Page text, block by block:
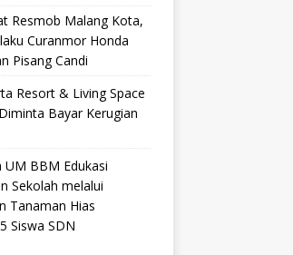
Resmob Malang Kota,
Curanmor Honda
Pisang Candi
Resort & Living Space
Bayar Kerugian
UM BBM Edukasi
Sekolah melalui
Tanaman Hias
Siswa SDN